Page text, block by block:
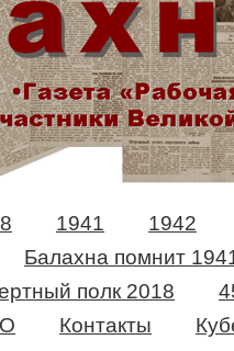
1941
1942
Балахна помнит
полк 2018
Контакты